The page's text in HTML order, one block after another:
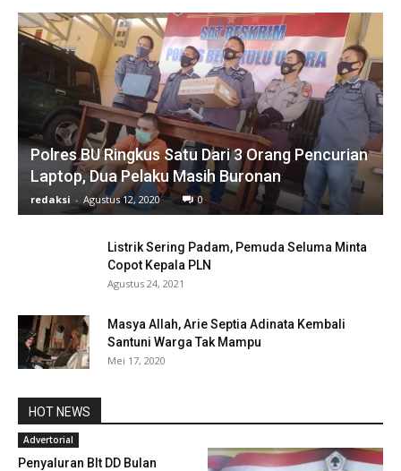
Polres BU Ringkus Satu Dari 3 Orang Pencurian
Laptop, Dua Pelaku Masih Buronan
redaksi - Agustus 12, 2020 0
Listrik Sering Padam, Pemuda Seluma Minta
Copot Kepala PLN
Agustus 24, 2021
Masya Allah, Arie Septia Adinata Kembali
Santuni Warga Tak Mampu
Mei 17, 2020
HOT NEWS
Advertorial
Penyaluran Blt DD Bulan